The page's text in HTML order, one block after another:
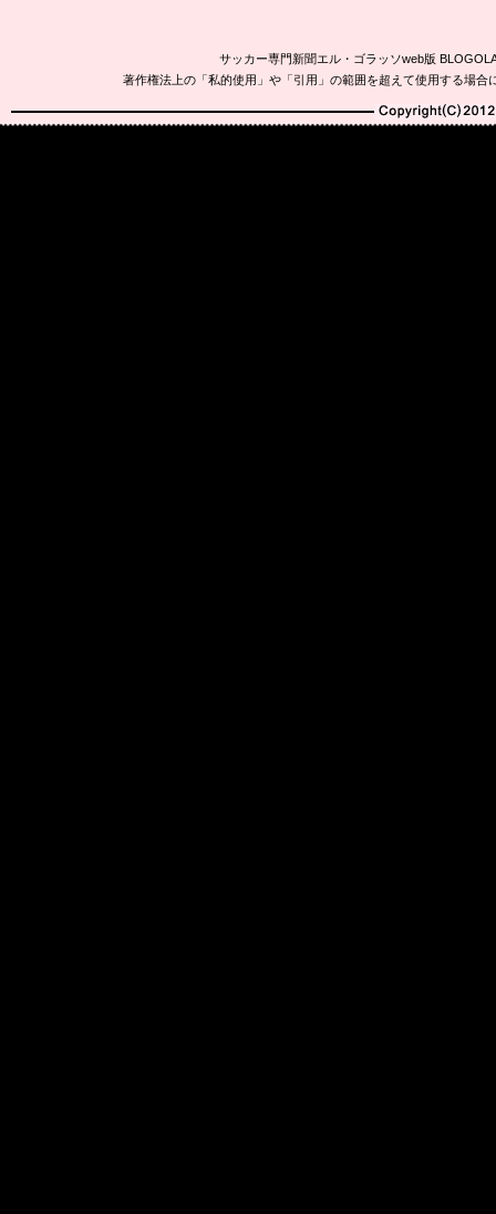
サッカー専門新聞エル・ゴラッソweb版
著作権法上の「私的使用」や「引用」の範囲を超えて使用する場
Copyright(C)2010-